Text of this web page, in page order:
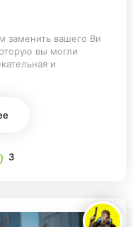
заменить вашего Ви
вы могли
и
3